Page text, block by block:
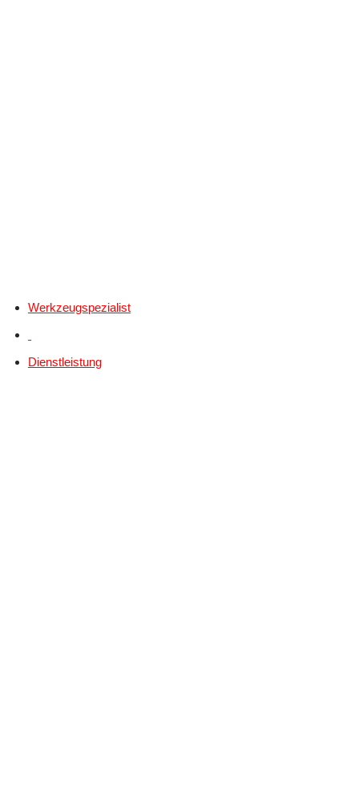
Werkzeugspezialist
Dienstleistung